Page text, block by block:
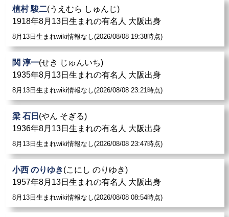
植村 駿二(うえむら しゅんじ)
1918年8月13日生まれの有名人 大阪出身
8月13日生まれwiki情報なし(2026/08/08 19:38時点)
関 淳一(せき じゅんいち)
1935年8月13日生まれの有名人 大阪出身
8月13日生まれwiki情報なし(2026/08/08 23:21時点)
梁 石日 (やん そぎる)
1936年8月13日生まれの有名人 大阪出身
8月13日生まれwiki情報なし(2026/08/08 23:47時点)
小西 のりゆき(こにし のりゆき)
1957年8月13日生まれの有名人 大阪出身
8月13日生まれwiki情報なし(2026/08/08 08:54時点)